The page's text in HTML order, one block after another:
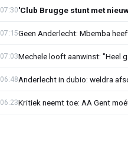
'Club Brugge stunt met
07:30
Geen Anderlecht: Mbemba
07:15
Mechele looft aanwinst: "Heel
07:03
Anderlecht in dubio: weldra
06:48
Kritiek neemt toe: AA Gent
06:23